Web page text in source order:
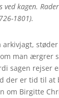
ved kagen.
1801).
arkivjagt,
man ærgrer
sagen rejser
der er tid til at
om Birgitte